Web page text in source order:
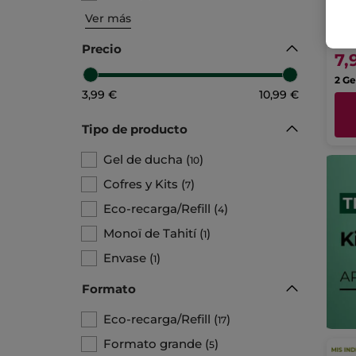
Ver más
Precio
3,99 € 10,99 €
Tipo de producto
Gel de ducha (10)
Cofres y Kits (7)
Eco-recarga/Refill (4)
Monoï de Tahití(1)
Envase (1)
Formato
Eco-recarga/Refill (17)
Formato grande (5)